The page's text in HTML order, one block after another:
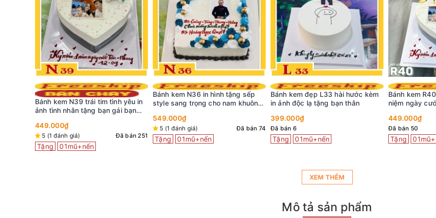
Bánh kem N36 in hình tặng sếp
style sang trọng cho nam khuôn
hình vuông
5 (1 đánh giá)
Tặng 01mũ+nến
Bánh kem đẹp L33 hài hước kèm
in ảnh độc lạ tặng bạn thân
399.000₫
Đã bán 6
Tặng 01mũ+nến
Bánh kem R40 trái tim trắng kỷ
niệm ngày cưới in ảnh gia đình ý
449.000₫
Đã bán 50
Tặng 01mũ+nến
Bánh kem
kèm lời chúc
399.000₫
5 (3 đánh giá)
Tặng
XEM THÊM
Mô tả sản phẩm